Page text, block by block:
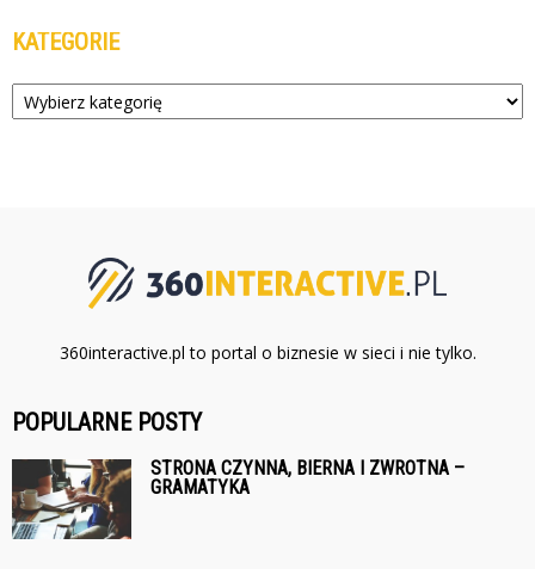
KATEGORIE
Kategorie
360interactive.pl to portal o biznesie w sieci i nie tylko.
POPULARNE POSTY
STRONA CZYNNA, BIERNA I ZWROTNA –
GRAMATYKA